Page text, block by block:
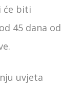
će biti
45 dana od
uvjeta